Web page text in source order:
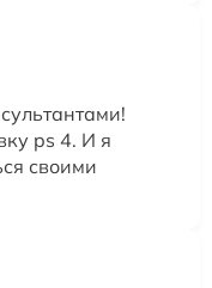
ps 4. И я
своими